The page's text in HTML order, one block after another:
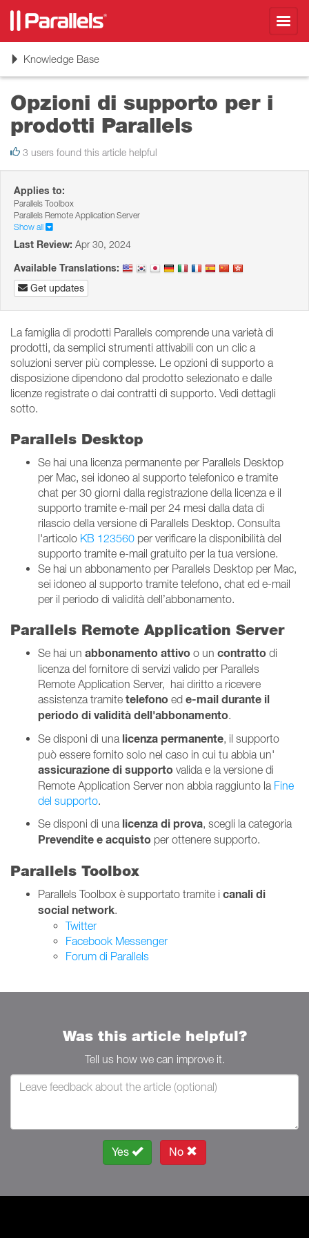
ToggleKnowledge Base
Opzioni di supporto per i
prodotti Parallels
3 users found this article helpful
Applies to:
Parallels Toolbox
Parallels Remote Application Server
Show all
Last Review: Apr 30, 2024
Available Translations:
Get updates
La famiglia di prodotti Parallels comprende una varietà di
prodotti, da semplici strumenti attivabili con un clic a
soluzioni server più complesse. Le opzioni di supporto a
disposizione dipendono dal prodotto selezionato e dalle
licenze registrate o dai contratti di supporto. Vedi dettagli
sotto.
Parallels Desktop
Se hai una licenza permanente per Parallels Desktop
per Mac, sei idoneo al supporto telefonico e tramite
chat per 30 giorni dalla registrazione della licenza e il
supporto tramite e-mail per 24 mesi dalla data di
rilascio della versione di Parallels Desktop. Consulta
l'articolo KB 123560 per verificare la disponibilità del
supporto tramite e-mail gratuito per la tua versione.
Se hai un abbonamento per Parallels Desktop per Mac,
sei idoneo al supporto tramite telefono, chat ed e-mail
per il periodo di validità dell’abbonamento.
Parallels Remote Application Server
Se hai un abbonamentoattivo o un contratto di
licenza del fornitore di servizi valido per Parallels
Remote Application Server, hai diritto a ricevere
assistenza tramite telefono ed e-maildurante il
periodo di validità dell'abbonamento.
Se disponi di una licenzapermanente, il supporto
può essere fornito solo nel caso in cui tu abbia un'
assicurazione di supporto valida e la versione di
Remote Application Server non abbia raggiunto la Fine
del supporto.
Se disponi di una licenza di prova, scegli la categoria
Prevendite e acquisto per ottenere supporto.
Parallels Toolbox
Parallels Toolbox è supportato tramite i canali di
social network.
Twitter
Facebook Messenger
Forum di Parallels
Was this article helpful?
Tell us how we can improve it.
Yes No